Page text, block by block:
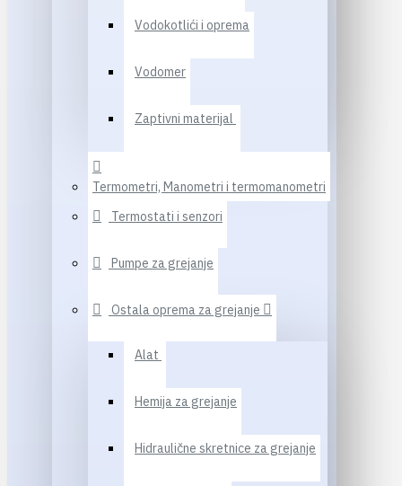
Vodokotlići i oprema
Vodomer
Zaptivni materijal
Termometri, Manometri i termomanometri
Termostati i senzori
Pumpe za grejanje
Ostala oprema za grejanje
Alat
Hemija za grejanje
Hidraulične skretnice za grejanje